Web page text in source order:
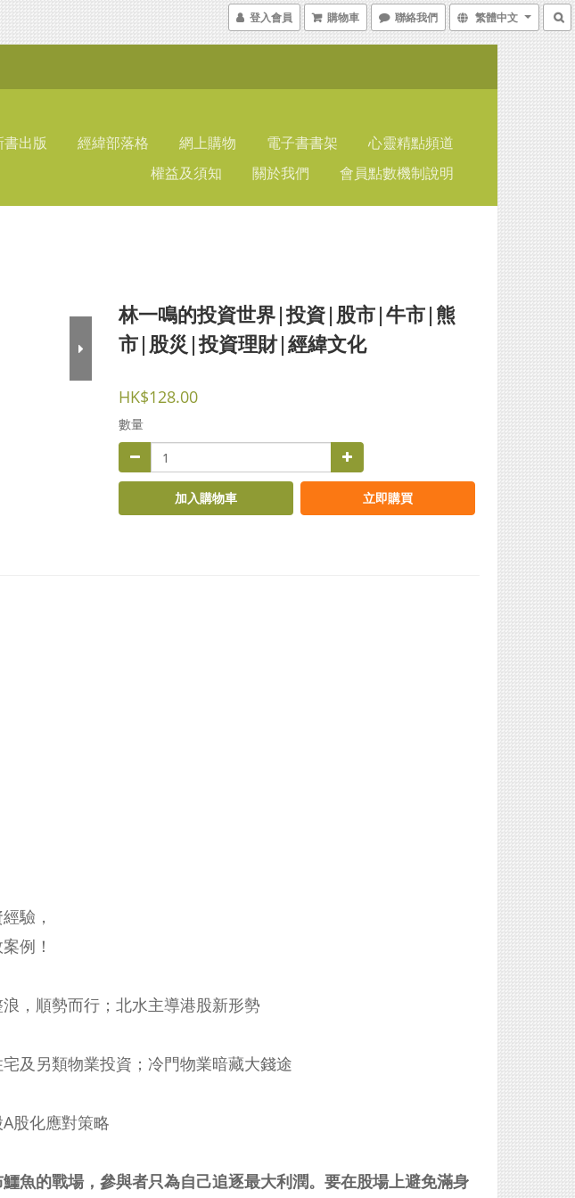
登入會員 購物車 聯絡我們 繁體中文
書出版 經緯部落格 網上購物 電子書書架
心靈精點頻道
權益及須知
關於我們 會員點數機制說明
林一鳴的投資世界|投資|股市|牛市|熊
市|股災|投資理財|經緯文化
HK$128.00
數量
加入購物車 立即購買
驗，
例！
，順勢而行；北水主導港股新形勢
及另類物業投資；冷門物業暗藏大錢途
股化應對策略
魚的戰場，參與者只為自己追逐最大利潤。要在股場上避免滿身